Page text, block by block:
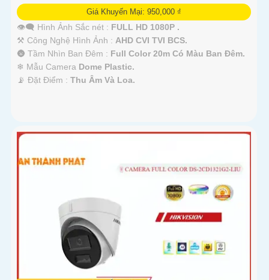
Giá Khuyến Mại: 950,000 ₫
👁️‍🗨 Hình Ảnh Sắc nét : FULL HD 1080P .
⚒ Công Nghệ Hình Ảnh : AHD CVI TVI BCS.
🌚 Tầm Nhìn Ban Đêm : Full Color 20m Có Màu Ban Ðêm.
❄ Mẫu Camera Dome Plastic.
️📡 Đặt Điểm : Thu Âm Và Loa.